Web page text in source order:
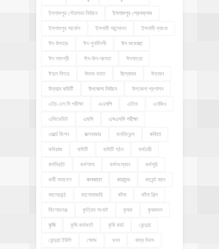
ইসলামপুর পৌরসভা নির্বাচন ইসলামপুর প্রেসক্লাব
ইসলামপুর সার্কেল ইসলামী আন্দোলন ইসলামী ব্যাংক
ঈদ উপহার ঈদ পুনর্মিলনী ঈদ শুভেচ্ছা
ঈদ সামগ্রী ঈদ-উল-আযহা ঈদযাত্রা
ঈদুল ফিতর উৎসব ভাতা উদ্বোধন উন্নয়ন
উন্নয়ন কমিটি উপজেলা নির্বাচন উপজেলা প্রশাসন
এইচ.এস.সি পরীক্ষা এএসপি এতিম এনজিও
এফিডেভিট এমপি এসএসসি পরীক্ষা
ওয়ার্ল্ড ভিশন কক্সবাজার কনফিডেন্স কবিতা
কবিরাজ কমিটি কমিটি গঠন কর্মচারী
কর্মবিরতি কর্মশালা কর্মসংস্থান কর্মসূচি
কর্মী সমাবেশ কলকাতা কারাদন্ড কারেন্ট জাল
কালেরকন্ঠ কালোবাজারি কাঁসা কাঁসা শিল্প
কিশোরগঞ্জ কৃত্রিম সংকট কৃষক কৃষকদল
কৃষি কৃষি কর্মকর্তা কৃষি কার্ড কেন্দুয়া
কেন্দুয়া ইউপি ক্ষোভ খনন খাদ্য দিবস